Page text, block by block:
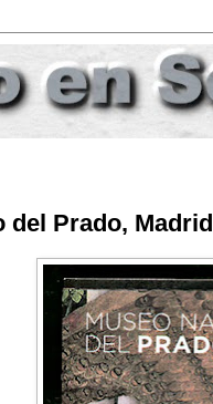
del Prado, Madrid